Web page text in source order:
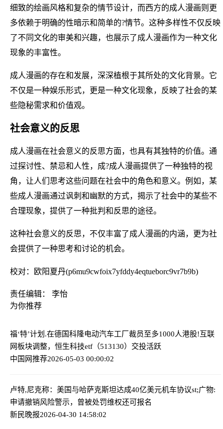
细致的绘画风格和复杂的情节设计，而西方的成人漫画则更
多依赖于明确的性暗示和简单的?情节。这种多样性不仅反映
了不同文化的审美和兴趣，也展示了成人漫画作为一种文化
现象的丰富性。
成人漫画的存在和发展，深深植根于其所处的文化背景。它
不仅是一种娱乐形式，更是一种文化现象，反映了社会的某
些隐秘需求和价值观。
社会意义的反思
成人漫画在社会意义的反思方面，也具有其独特的价值。通
过探讨性、禁忌和人性，成?成人漫画提供了一种独特的视
角，让人们思考这些问题在社会中的角色和意义。例如，某
些成人漫画通过讽刺和幽默的方式，揭示了社会中的某些不
合理现象，提供了一种批判和反思的途径。
这种社会意义的反思，不仅丰富了成人漫画的内涵，更为社
会提供了一种思考和讨论的机会。
校对：欧阳夏丹(p6mu9cwfoix7yfddy4eqtueborc9vr7b9b)
责任编辑： 李怡
为你推荐
福‘特’计划.在德国科隆电动汽车工厂裁员至多1000人港股!互联
网板块调整，恒生科技etf（513130）交投活跃
中国网推荐2026-05-03 00:00:02
卢特,尼克称：美国与哈萨克斯坦达成40亿美元机车协议st;广物:
申请撤销风险警示，曾被处罚维权还可报名
新民晚报2026-04-30 14:58:02